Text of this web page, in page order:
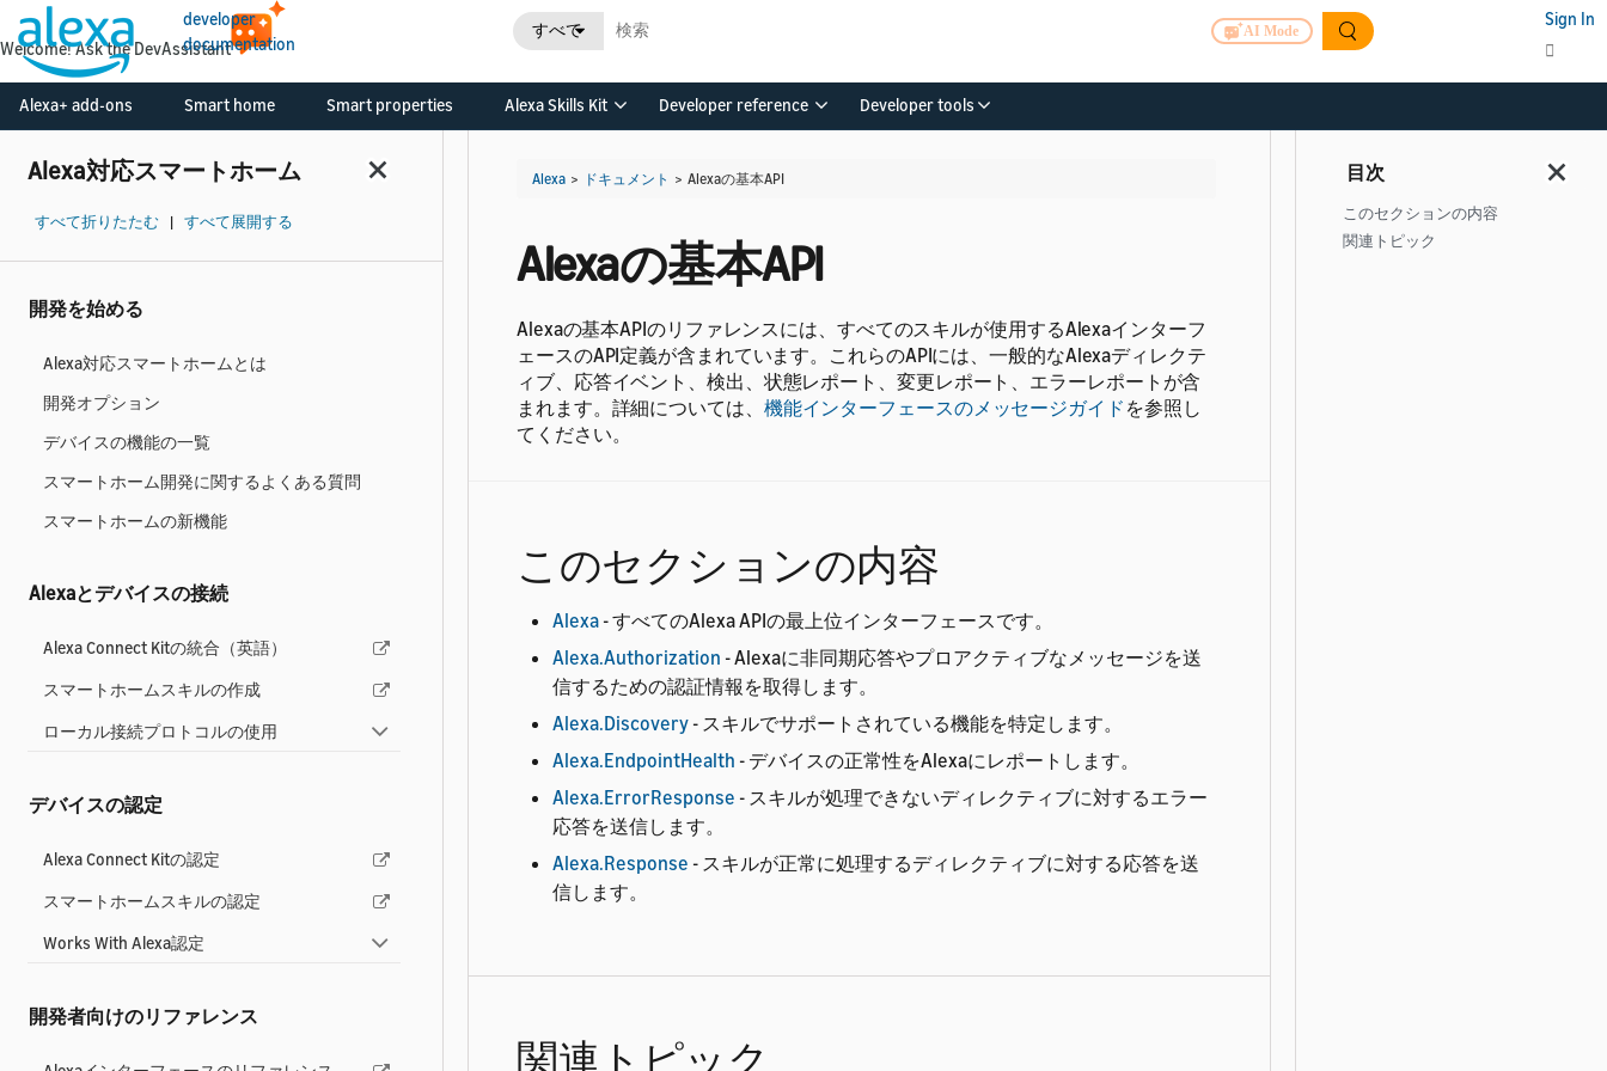
developer
documentation
すべて AI Mode
Sign In
Alexa+ add-ons Smart home Smart properties Alexa Skills Kit Developer reference Developer tools
Alexa対応スマートホーム
すべて折りたたむ | すべて展開する
開発を始める
Alexa対応スマートホームとは
開発オプション
デバイスの機能の一覧
スマートホーム開発に関するよくある質問
スマートホームの新機能
Alexaとデバイスの接続
Alexa Connect Kitの統合（英語）
スマートホームスキルの作成
ローカル接続プロトコルの使用
デバイスの認定
Alexa Connect Kitの認定
スマートホームスキルの認定
Works With Alexa認定
開発者向けのリファレンス
Alexa > ドキュメント > Alexaの基本API
Alexaの基本API
Alexaの基本APIのリファレンスには、すべてのスキルが使用するAlexaインターフ
ェースのAPI定義が含まれています。これらのAPIには、一般的なAlexaディレクテ
ィブ、応答イベント、検出、状態レポート、変更レポート、エラーレポートが含
まれます。詳細については、 機能インターフェースのメッセージガイド を参照し
てください。
このセクションの内容
Alexa - すべてのAlexa APIの最上位インターフェースです。
Alexa.Authorization - Alexaに非同期応答やプロアクティブなメッセージを送
信するための認証情報を取得します。
Alexa.Discovery - スキルでサポートされている機能を特定します。
Alexa.EndpointHealth - デバイスの正常性をAlexaにレポートします。
Alexa.ErrorResponse - スキルが処理できないディレクティブに対するエラー
応答を送信します。
Alexa.Response - スキルが正常に処理するディレクティブに対する応答を送
信します。
関連トピック
このセクションの内容
関連トピック
Welcome! Ask the DevAssistant